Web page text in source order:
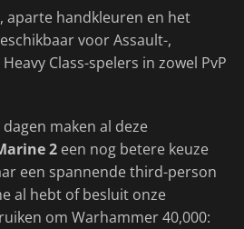
aparte handkleuren en het
voor Assault-,
Class-spelers in zowel PvP
maken al deze
2 een nog betere keuze
een spannende third-person
al hebt of besluit onze
om Warhammer 40,000: